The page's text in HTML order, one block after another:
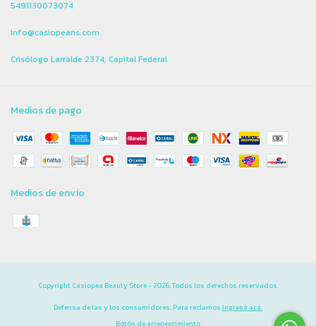
5491130073074
info@casiopeans.com
Crisólogo Larralde 2374, Capital Federal
Medios de pago
Medios de envío
Copyright Casiopea Beauty Store - 2026. Todos los derechos reservados.
Defensa de las y los consumidores. Para reclamos ingresá acá.
Botón de arrepentimiento